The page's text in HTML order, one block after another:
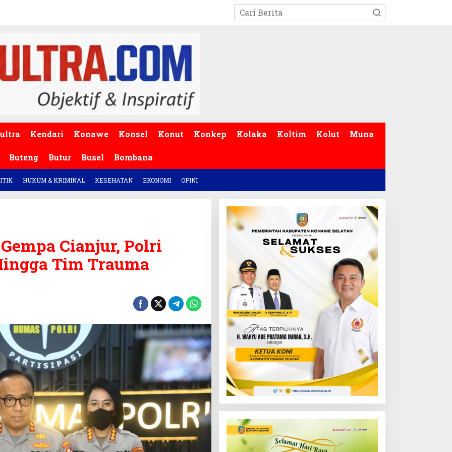
Kendari Konawe Konsel Konut Konkep Kolaka Koltim Kolut Muna
Buteng Butur Busel Bombana
HUKUM & KRIMINAL KESEHATAN EKONOMI OPINI
Cianjur, Polri
Tim Trauma